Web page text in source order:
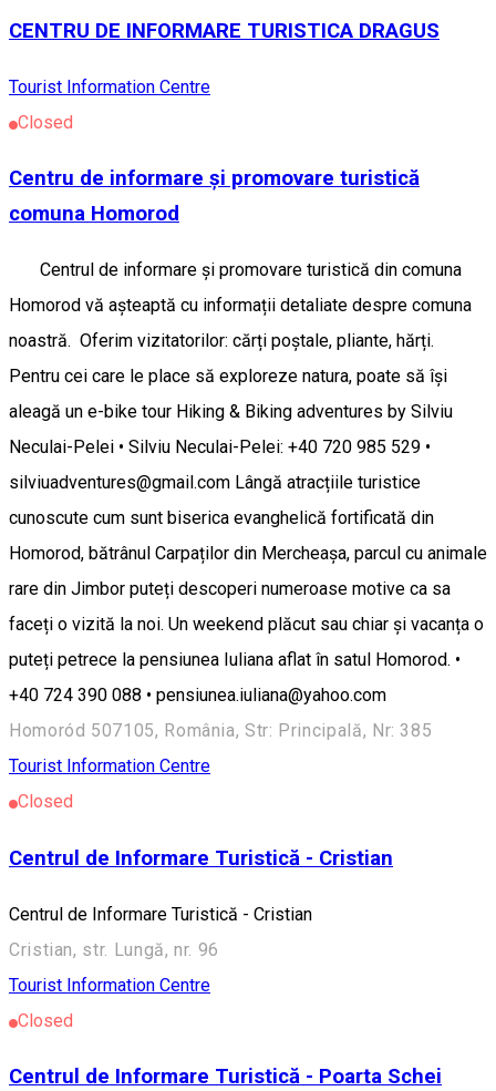
CENTRU DE INFORMARE TURISTICA DRAGUS
Tourist Information Centre
Closed
Centru de informare și promovare turistică
comuna Homorod
Centrul de informare și promovare turistică din comuna
Homorod vă așteaptă cu informații detaliate despre comuna
noastră. Oferim vizitatorilor: cărți poștale, pliante, hărți.
Pentru cei care le place să exploreze natura, poate să își
aleagă un e-bike tour Hiking & Biking adventures by Silviu
Neculai-Pelei • Silviu Neculai-Pelei: +40 720 985 529 •
silviuadventures@gmail.com Lângă atracțiile turistice
cunoscute cum sunt biserica evanghelică fortificată din
Homorod, bătrânul Carpaților din Mercheașa, parcul cu animale
rare din Jimbor puteți descoperi numeroase motive ca sa
faceți o vizită la noi. Un weekend plăcut sau chiar și vacanța o
puteți petrece la pensiunea Iuliana aflat în satul Homorod. •
+40 724 390 088 • pensiunea.iuliana@yahoo.com
Homoród 507105, România, Str: Principală, Nr: 385
Tourist Information Centre
Closed
Centrul de Informare Turistică - Cristian
Centrul de Informare Turistică - Cristian
Cristian, str. Lungă, nr. 96
Tourist Information Centre
Closed
Centrul de Informare Turistică - Poarta Schei